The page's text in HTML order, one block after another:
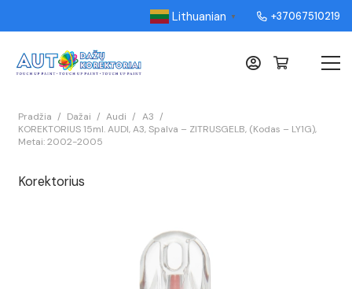
Lithuanian ▼ +37067510219
Pradžia / Dažai / Audi / A3 /
KOREKTORIUS 15ml. AUDI, A3, Spalva – ZITRUSGELB, (Kodas – LY1G),
Metai: 2002-2005
Korektorius